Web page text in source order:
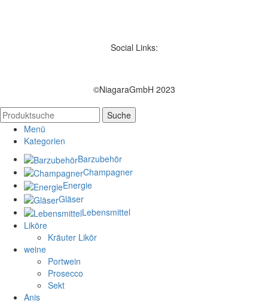
Social Links:
©NiagaraGmbH 2023
Suche
Menü
Kategorien
Barzubehör
Champagner
Energie
Gläser
Lebensmittel
Liköre
Kräuter Likör
weine
Portwein
Prosecco
Sekt
Anis